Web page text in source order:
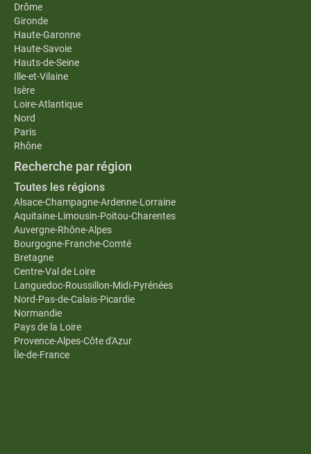
Drôme
Gironde
Haute-Garonne
Haute-Savoie
Hauts-de-Seine
Ille-et-Vilaine
Isère
Loire-Atlantique
Nord
Paris
Rhône
Recherche par région
Toutes les régions
Alsace-Champagne-Ardenne-Lorraine
Aquitaine-Limousin-Poitou-Charentes
Auvergne-Rhône-Alpes
Bourgogne-Franche-Comté
Bretagne
Centre-Val de Loire
Languedoc-Roussillon-Midi-Pyrénées
Nord-Pas-de-Calais-Picardie
Normandie
Pays de la Loire
Provence-Alpes-Côte d'Azur
Île-de-France